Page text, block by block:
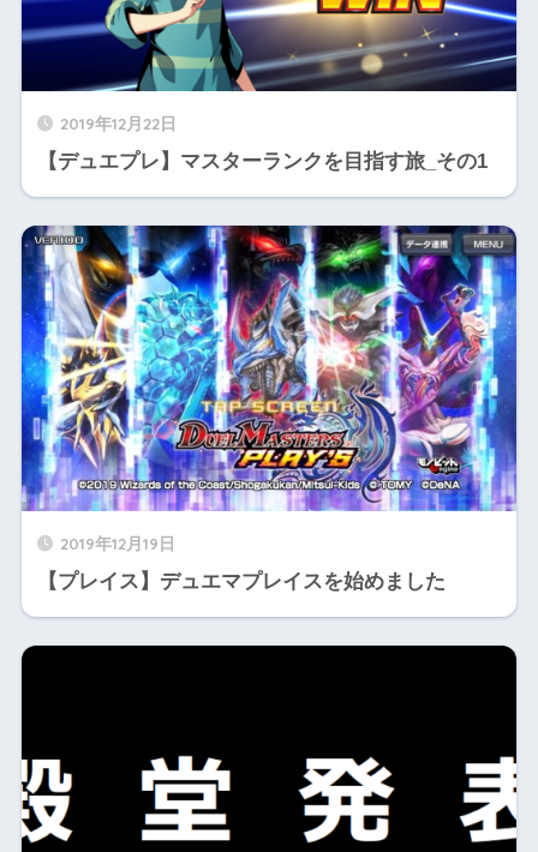
2019年12月22日
【デュエプレ】マスターランクを目指す旅_その1
2019年12月19日
【プレイス】デュエマプレイスを始めました